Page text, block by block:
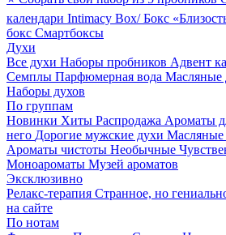
календари Intimacy Box/ Бокс
бокс Смартбоксы
Духи
Все духи Наборы пробников Адвент
Семплы Парфюмерная вода Масляные
Наборы духов
По группам
Новинки Хиты Распродажа Ароматы
него Дорогие мужские духи Масляные
Ароматы чистоты Необычные
Моноароматы Музей ароматов
Эксклюзивно
Релакс-терапия Странное, но
на сайте
По нотам